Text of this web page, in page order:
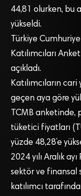
44,81 olurken, bu
yükseldi.
Türkiye
Katılımcıları
açıkladı.
Katılımcıların
geçen aya göre
TCMB anketinde,
tüketici fiyatları
yüzde 48,28’e
2024 yılı Aralık
sektör ve finansal
katılımcı